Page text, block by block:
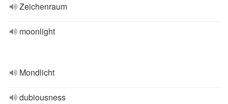
Zeichenraum
moonlight
Mondlicht
dubiousness